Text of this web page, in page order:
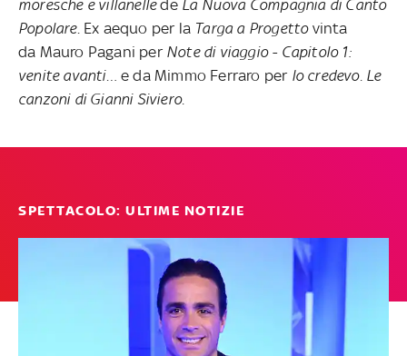
moresche e villanellede La Nuova Compagnia di Canto
Popolare. Ex aequo per la Targa a Progettovinta
da Mauro Pagani per Note di viaggio - Capitolo 1:
venite avanti… e da Mimmo Ferraro per Io credevo. Le
canzoni di Gianni Siviero.
SPETTACOLO: ULTIME NOTIZIE